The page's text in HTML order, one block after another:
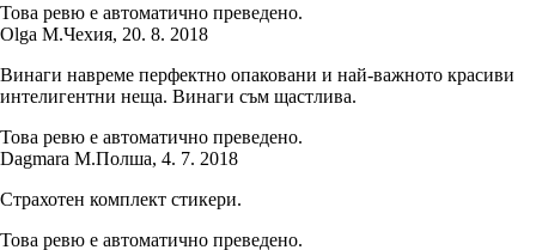
Това ревю е автоматично преведено.
Olga M.Чехия, 20. 8. 2018
Винаги навреме перфектно опаковани и най-важното красиви
интелигентни неща. Винаги съм щастлива.
Това ревю е автоматично преведено.
Dagmara M.Полша, 4. 7. 2018
Страхотен комплект стикери.
Това ревю е автоматично преведено.